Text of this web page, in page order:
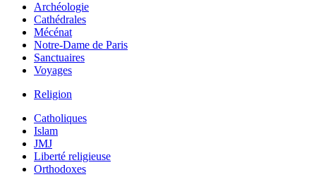
Archéologie
Cathédrales
Mécénat
Notre-Dame de Paris
Sanctuaires
Voyages
Religion
Catholiques
Islam
JMJ
Liberté religieuse
Orthodoxes